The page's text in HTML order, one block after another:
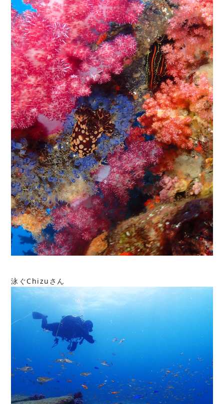
泳ぐChizuさん